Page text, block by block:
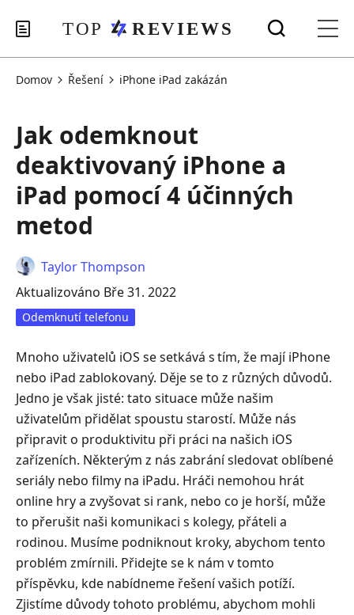
Domov Řešení iPhone iPad zakázán
Jak odemknout
deaktivovaný iPhone a
iPad pomocí 4 účinných
metod
Taylor Thompson
Aktualizováno Bře 31. 2022
Odemknutí telefonu
Mnoho uživatelů iOS se setkává s tím, že mají iPhone
nebo iPad zablokovaný. Děje se to z různých důvodů.
Jedno je však jisté: tato situace může našim
uživatelům přidělat spoustu starostí. Může nás
připravit o produktivitu při práci na našich iOS
zařízeních. Některým z nás zabrání sledovat oblíbené
seriály nebo filmy na iPadu. Hráči nemohou hrát
online hry a zvyšovat si rank, nebo co je horší, může
to přerušit naši komunikaci s kolegy, přáteli a
rodinou. Musíme podniknout kroky, abychom tento
problém zmírnili. Přidejte se k nám v tomto
příspěvku, kde nabídneme řešení vašich potíží.
Zjistíme důvody tohoto problému, abychom mohli